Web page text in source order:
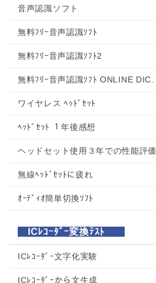
音声認識ソフト
無料ﾌﾘｰ音声認識ｿﾌﾄ
無料ﾌﾘｰ音声認識ｿﾌﾄ2
無料ﾌﾘｰ音声認識ｿﾌﾄ ONLINE DIC.
ワイヤレス ﾍｯﾄﾞｾｯﾄ
ﾍｯﾄﾞｾｯﾄ １年後感想
ヘッドセット使用３年での性能評価
無線ﾍｯﾄﾞｾｯﾄに疲れ
ｵｰﾃﾞｨｵ簡単切換ｿﾌﾄ
ICﾚｺｰﾀﾞｰ変換ﾃｽﾄ
ICﾚｺｰﾀﾞｰ文字化実験
ICﾚｺｰﾀﾞｰから文生成